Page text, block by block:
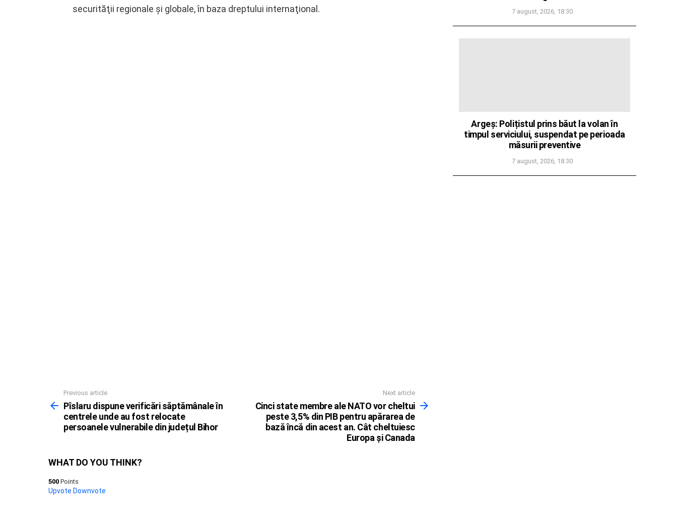
securităţii regionale şi globale, în baza dreptului internaţional.
more
Previous article
Pîslaru dispune verificări săptămânale în
centrele unde au fost relocate
persoanele vulnerabile din județul Bihor
Next article
Cinci state membre ale NATO vor cheltui
peste 3,5% din PIB pentru apărarea de
bază încă din acest an. Cât cheltuiesc
Europa şi Canada
WHAT DO YOU THINK?
500 Points
Upvote Downvote
7 august, 2026, 18:30
Argeș: Polițistul prins băut la volan în
timpul serviciului, suspendat pe perioada
măsurii preventive
7 august, 2026, 18:30